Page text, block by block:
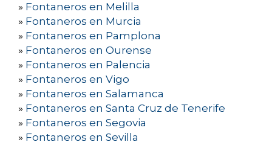
» Fontaneros en Melilla
» Fontaneros en Murcia
» Fontaneros en Pamplona
» Fontaneros en Ourense
» Fontaneros en Palencia
» Fontaneros en Vigo
» Fontaneros en Salamanca
» Fontaneros en Santa Cruz de Tenerife
» Fontaneros en Segovia
» Fontaneros en Sevilla